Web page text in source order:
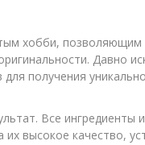
хобби,
Давно
получения
Все ингредиенты
высокое качество,